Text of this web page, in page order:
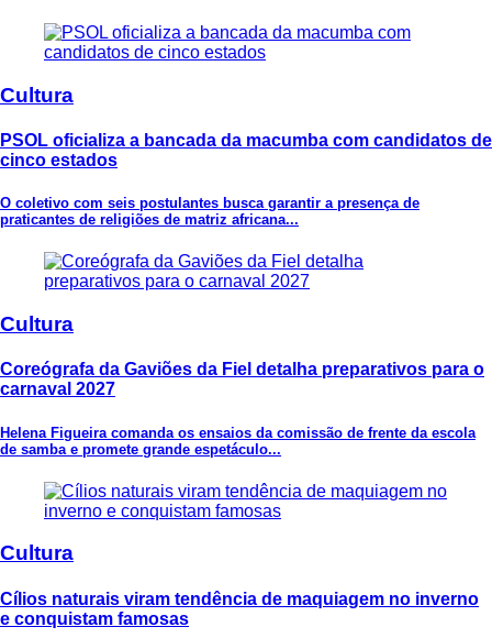
Cultura
PSOL oficializa a bancada da macumba com candidatos de
cinco estados
O coletivo com seis postulantes busca garantir a presença de
praticantes de religiões de matriz africana...
Cultura
Coreógrafa da Gaviões da Fiel detalha preparativos para o
carnaval 2027
Helena Figueira comanda os ensaios da comissão de frente da escola
de samba e promete grande espetáculo...
Cultura
Cílios naturais viram tendência de maquiagem no inverno
e conquistam famosas